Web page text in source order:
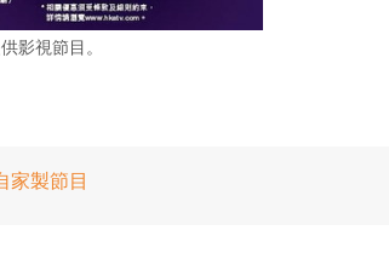
影視節目。
家製節目